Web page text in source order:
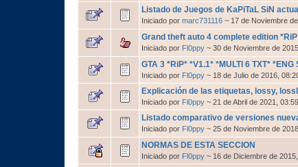
Listado de Juegos de KaPiTaL SiN
Iniciado pormarc731116 ~ 17 de Noviembre
Grand theft auto 4 complete edition
Iniciado por Fl0ppy ~ 30 de Noviembre de
GTA 3 *RiP* *V1.1* *MULTI 6 TXT* *ENG
Iniciado por Fl0ppy ~ 18 de Julio de 2016,
Explicación de las etiquetas, lossy,
Iniciado por Fl0ppy ~ 21 de Abril de 2021,
Listado comparativo de versiones
Iniciado por Fl0ppy ~ 25 de Noviembre de
NORMAS DE ESTA SECCION
Iniciado por Fl0ppy ~ 16 de Diciembre de